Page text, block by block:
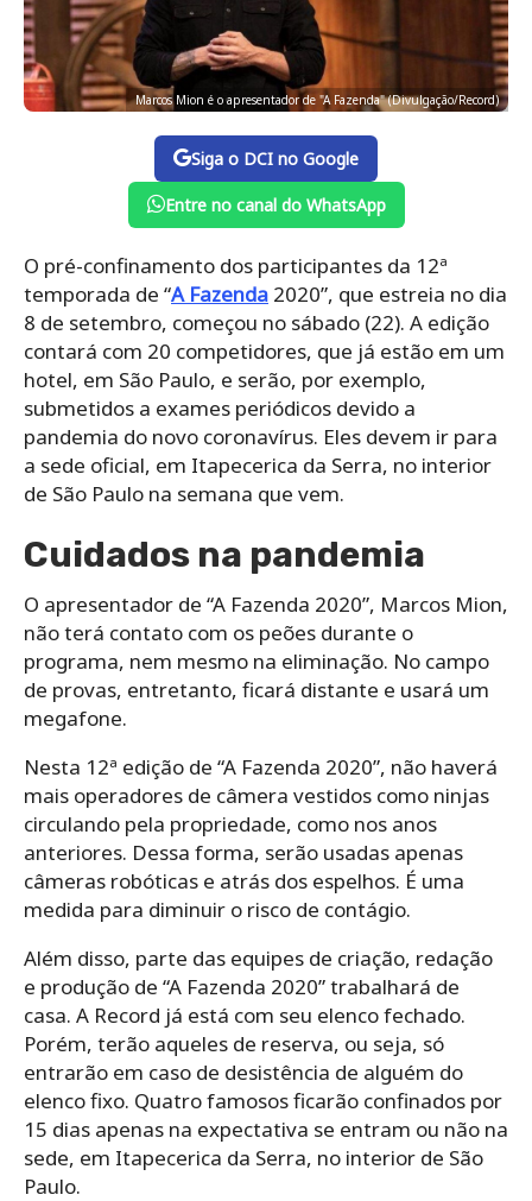
Marcos Mion é o apresentador de "A Fazenda" (Divulgação/Record)
Siga o DCI no Google
Entre no canal do WhatsApp
O pré-confinamento dos participantes da 12ª
temporada de “A Fazenda 2020”, que estreia no dia
8 de setembro, começou no sábado (22). A edição
contará com 20 competidores, que já estão em um
hotel, em São Paulo, e serão, por exemplo,
submetidos a exames periódicos devido a
pandemia do novo coronavírus. Eles devem ir para
a sede oficial, em Itapecerica da Serra, no interior
de São Paulo na semana que vem.
Cuidados na pandemia
O apresentador de “A Fazenda 2020”, Marcos Mion,
não terá contato com os peões durante o
programa, nem mesmo na eliminação. No campo
de provas, entretanto, ficará distante e usará um
megafone.
Nesta 12ª edição de “A Fazenda 2020”, não haverá
mais operadores de câmera vestidos como ninjas
circulando pela propriedade, como nos anos
anteriores. Dessa forma, serão usadas apenas
câmeras robóticas e atrás dos espelhos. É uma
medida para diminuir o risco de contágio.
Além disso, parte das equipes de criação, redação
e produção de “A Fazenda 2020” trabalhará de
casa. A Record já está com seu elenco fechado.
Porém, terão aqueles de reserva, ou seja, só
entrarão em caso de desistência de alguém do
elenco fixo. Quatro famosos ficarão confinados por
15 dias apenas na expectativa se entram ou não na
sede, em Itapecerica da Serra, no interior de São
Paulo.